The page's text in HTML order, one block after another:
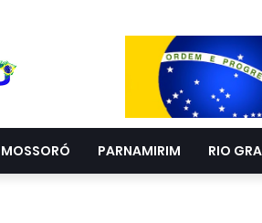
MOSSORÓ PARNAMIRIM RIO